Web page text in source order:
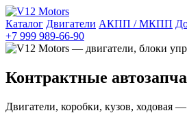
Каталог Двигатели АКПП / МКПП
+7 999 989-66-90
Контрактные
Двигатели, коробки, кузов, ходовая